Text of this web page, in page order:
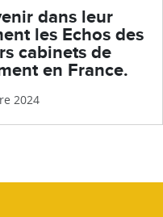
dans leur
les Echos des
cabinets de
en France.
2024